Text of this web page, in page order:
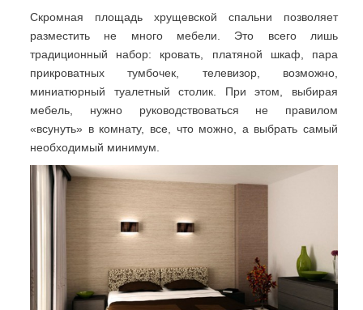
Скромная площадь хрущевской спальни позволяет
разместить не много мебели. Это всего лишь
традиционный набор: кровать, платяной шкаф, пара
прикроватных тумбочек, телевизор, возможно,
миниатюрный туалетный столик. При этом, выбирая
мебель, нужно руководствоваться не правилом
«всунуть» в комнату, все, что можно, а выбрать самый
необходимый минимум.